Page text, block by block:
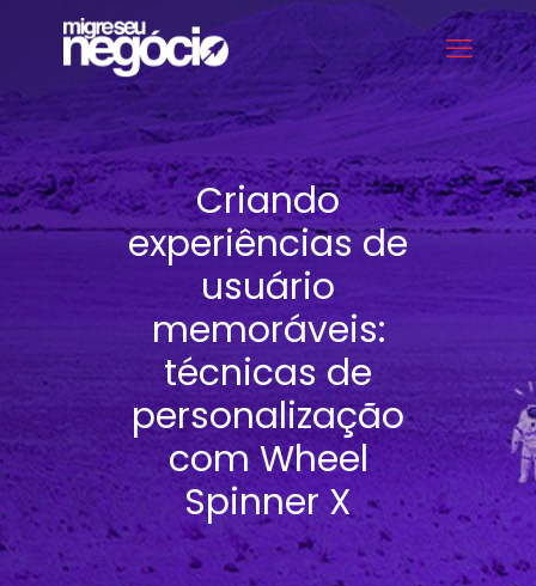
Criando
experiências de
usuário
memoráveis:
técnicas de
personalização
com Wheel
Spinner X